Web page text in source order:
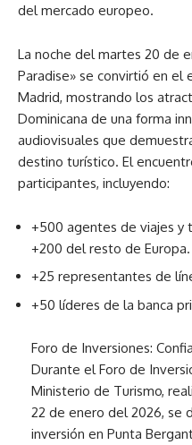
del mercado europeo.
La noche del martes 20 de
Paradise» se convirtió en el
Madrid, mostrando los
Dominicana de una forma
audiovisuales que
destino turístico. El
participantes, incluyendo:
+500 agentes de viajes y
+200 del resto de Europa.
+25 representantes de
+50 líderes de la banca
Foro de Inversiones:
Durante el Foro de
Ministerio de Turismo,
22 de enero del 2026, se
inversión en Punta